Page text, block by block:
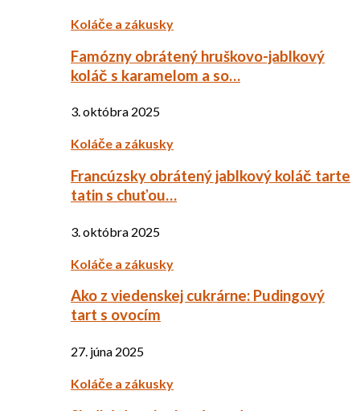
Koláče a zákusky
Famózny obrátený hruškovo-jablkový
koláč s karamelom a so…
3. októbra 2025
Koláče a zákusky
Francúzsky obrátený jablkový koláč tarte
tatin s chuťou…
3. októbra 2025
Koláče a zákusky
Ako z viedenskej cukrárne: Pudingový
tart s ovocím
27. júna 2025
Koláče a zákusky